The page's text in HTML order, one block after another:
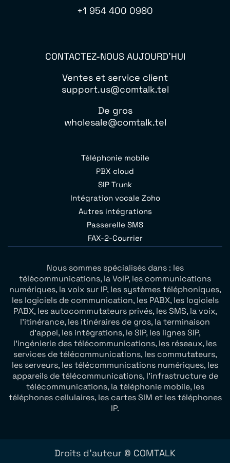
+1 954 400 0980
CONTACTEZ-NOUS AUJOURD'HUI
Ventes et service client
support.us@comtalk.tel
De gros
wholesale@comtalk.tel
Téléphonie mobile
PBX cloud
SIP Trunk
Intégration vocale Zoho
Autres intégrations
Passerelle SMS
FAX-2-Courrier
Nous sommes spécialisés dans : les
télécommunications, la VoIP, les communications
numériques, la voix sur IP, les systèmes téléphoniques,
les logiciels de communication, les PABX, les logiciels
PABX, les autocommutateurs privés, les SMS, la voix,
l’itinérance, les itinéraires de gros, la terminaison
d’appel, les intégrations, le SIP, les lignes SIP,
l’ingénierie des télécommunications, les réseaux, les
services de télécommunications, les commutateurs,
les serveurs, les télécommunications numériques, les
appareils de télécommunications, l’infrastructure de
télécommunications, la téléphonie mobile, les
téléphones cellulaires, les cartes SIM et les téléphones
IP.
Droits d'auteur © COMTALK